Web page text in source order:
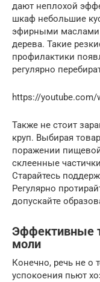
дают неплохой
шкаф небольшие
эфирными маслами
дерева. Такие
профилактики
регулярно
https://youtube.com/
Также не стоит
круп. Выбирая
поражении
склеенные
Старайтесь
Регулярно
допускайте
Эффективные
моли
Конечно, речь не о
успокоения пьют